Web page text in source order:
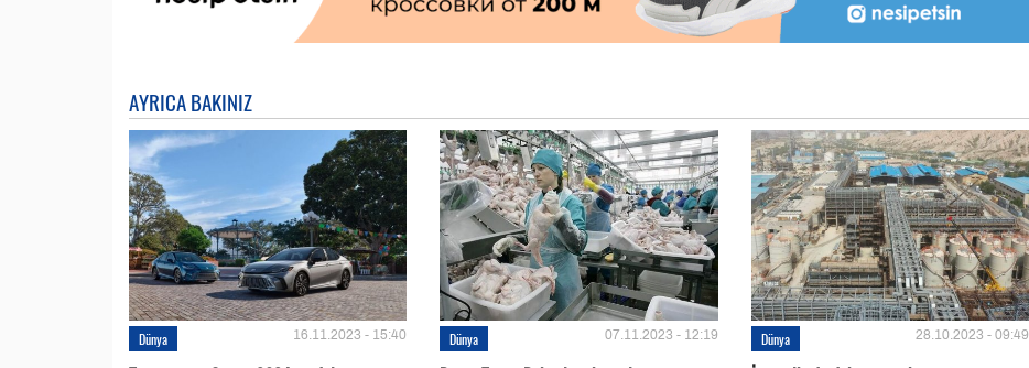
AYRICA BAKINIZ
Dünya 16.11.2023 - 15:40 Dünya 07.11.2023 - 12:19 Dünya 28.10.2023 - 09:49